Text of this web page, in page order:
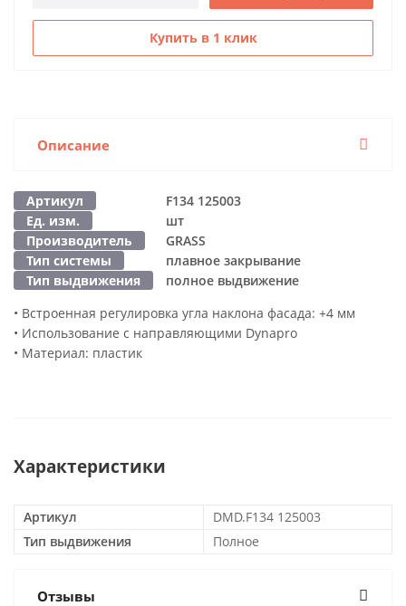
Купить в 1 клик
Описание
Артикул
F134 125003
Ед. изм.
шт
Производитель
GRASS
Тип системы
плавное закрывание
Тип выдвижения
полное выдвижение
• Встроенная регулировка угла наклона фасада: +4 мм
• Использование с направляющими Dynapro
• Материал: пластик
Характеристики
Артикул
DMD.F134 125003
Тип выдвижения
Полное
Отзывы